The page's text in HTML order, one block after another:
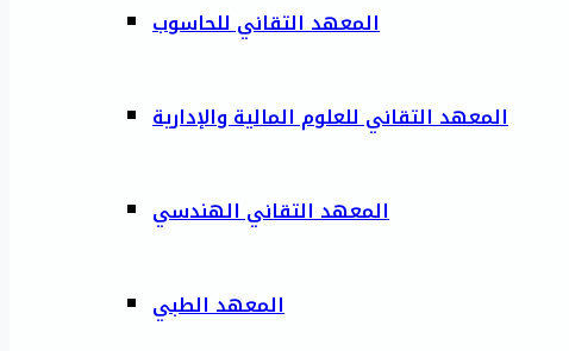
المعهد التقاني للحاسوب
المعهد التقاني للعلوم المالية والإدارية
المعهد التقاني الهندسي
المعهد الطبي